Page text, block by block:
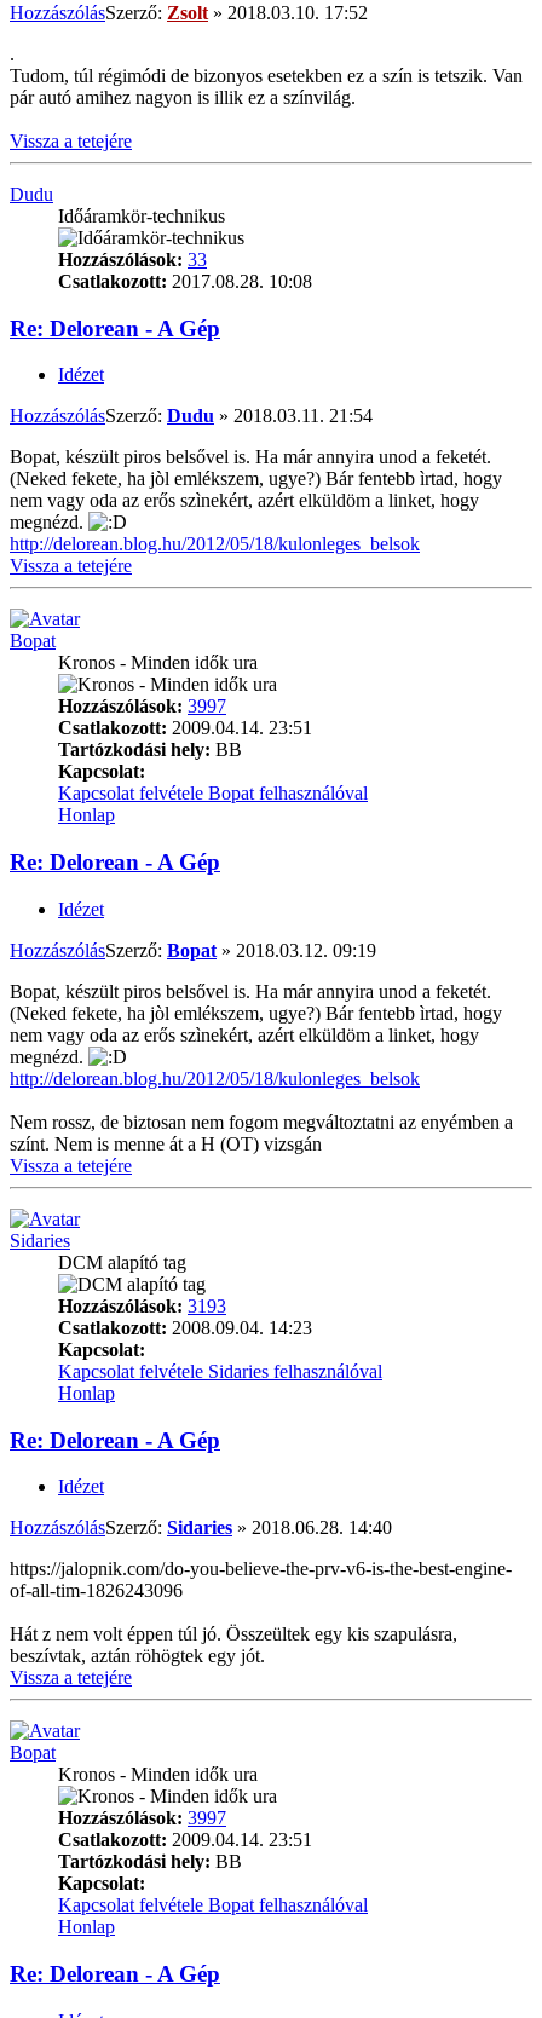
HozzászólásSzerző: Zsolt » 2018.03.10. 17:52
.
Tudom, túl régimódi de bizonyos esetekben ez a szín is tetszik. Van
pár autó amihez nagyon is illik ez a színvilág.
Vissza a tetejére
Dudu
Időáramkör-technikus
Hozzászólások: 33
Csatlakozott: 2017.08.28. 10:08
Re: Delorean - A Gép
Idézet
HozzászólásSzerző: Dudu » 2018.03.11. 21:54
Bopat, készült piros belsővel is. Ha már annyira unod a feketét.
(Neked fekete, ha jòl emlékszem, ugye?) Bár fentebb ìrtad, hogy
nem vagy oda az erős szìnekért, azért elküldöm a linket, hogy
megnézd.
http://delorean.blog.hu/2012/05/18/kulonleges_belsok
Vissza a tetejére
Bopat
Kronos - Minden idők ura
Hozzászólások: 3997
Csatlakozott: 2009.04.14. 23:51
Tartózkodási hely: BB
Kapcsolat:
Kapcsolat felvétele Bopat felhasználóval
Honlap
Re: Delorean - A Gép
Idézet
HozzászólásSzerző: Bopat » 2018.03.12. 09:19
Bopat, készült piros belsővel is. Ha már annyira unod a feketét.
(Neked fekete, ha jòl emlékszem, ugye?) Bár fentebb ìrtad, hogy
nem vagy oda az erős szìnekért, azért elküldöm a linket, hogy
megnézd.
http://delorean.blog.hu/2012/05/18/kulonleges_belsok
Nem rossz, de biztosan nem fogom megváltoztatni az enyémben a
színt. Nem is menne át a H (OT) vizsgán
Vissza a tetejére
Sidaries
DCM alapító tag
Hozzászólások: 3193
Csatlakozott: 2008.09.04. 14:23
Kapcsolat:
Kapcsolat felvétele Sidaries felhasználóval
Honlap
Re: Delorean - A Gép
Idézet
HozzászólásSzerző: Sidaries » 2018.06.28. 14:40
https://jalopnik.com/do-you-believe-the-prv-v6-is-the-best-engine-
of-all-tim-1826243096
Hát z nem volt éppen túl jó. Összeültek egy kis szapulásra,
beszívtak, aztán röhögtek egy jót.
Vissza a tetejére
Bopat
Kronos - Minden idők ura
Hozzászólások: 3997
Csatlakozott: 2009.04.14. 23:51
Tartózkodási hely: BB
Kapcsolat:
Kapcsolat felvétele Bopat felhasználóval
Honlap
Re: Delorean - A Gép